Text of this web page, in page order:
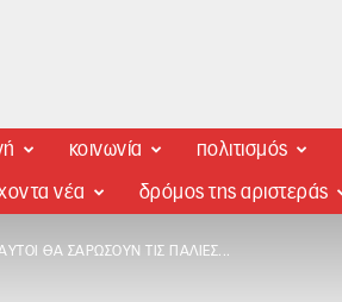
κοινωνία πολιτισμός
νέα δρόμος της αριστεράς
ΘΑ ΣΑΡΏΣΟΥΝ ΤΙΣ ΠΑΛΙΈΣ...